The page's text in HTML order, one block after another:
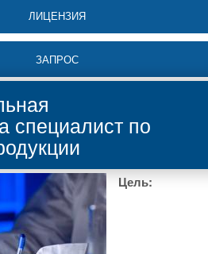
ЛИЦЕНЗИЯ
ЗАПРОС
специалист по
Цель: